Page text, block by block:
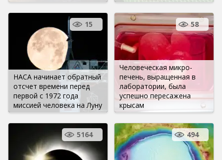
НАСА начинает обратный
отсчет времени перед
первой с 1972 года
миссией человека на Луну
15
Человеческая микро-
печень, выращенная в
лаборатории, была
успешно пересажена
крысам
58
5164 494